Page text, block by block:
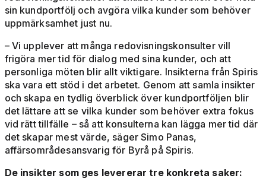
sin kundportfölj och avgöra vilka kunder som behöver
uppmärksamhet just nu.
– Vi upplever att många redovisningskonsulter vill
frigöra mer tid för dialog med sina kunder, och att
personliga möten blir allt viktigare. Insikterna från Spiris
ska vara ett stöd i det arbetet. Genom att samla insikter
och skapa en tydlig överblick över kundportföljen blir
det lättare att se vilka kunder som behöver extra fokus
vid rätt tillfälle – så att konsulterna kan lägga mer tid där
det skapar mest värde, säger Simo Panas,
affärsområdesansvarig för Byrå på Spiris.
De insikter som ges levererar tre konkreta saker: